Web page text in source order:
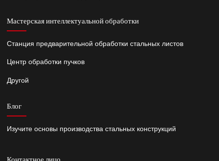
Мастерская интеллектуальной обработки
Станция предварительной обработки стальных листов
Центр обработки пучков
Другой
Блог
Изучите основы производства стальных конструкций